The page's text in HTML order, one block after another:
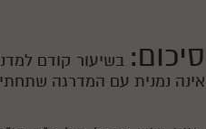
סיכום: בשיעור קודם
אינה נמנית עם המדרגה